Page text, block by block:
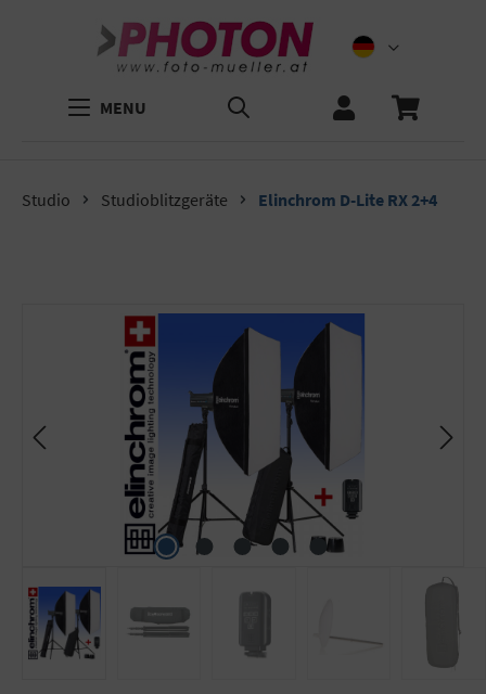
MENU
Studio Studioblitzgeräte Elinchrom D-Lite RX 2+4
Bildergalerie überspringen